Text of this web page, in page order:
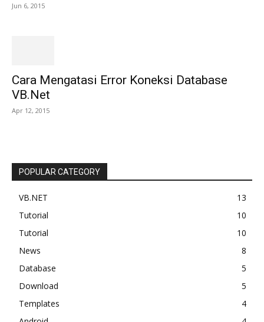
Jun 6, 2015
Cara Mengatasi Error Koneksi Database
VB.Net
Apr 12, 2015
POPULAR CATEGORY
VB.NET
13
Tutorial
10
Tutorial
10
News
8
Database
5
Download
5
Templates
4